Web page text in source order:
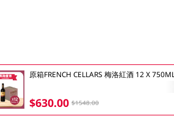
原箱FRENCH CELLARS 梅洛紅酒 12 X 750ML
$630.00 $1548.00